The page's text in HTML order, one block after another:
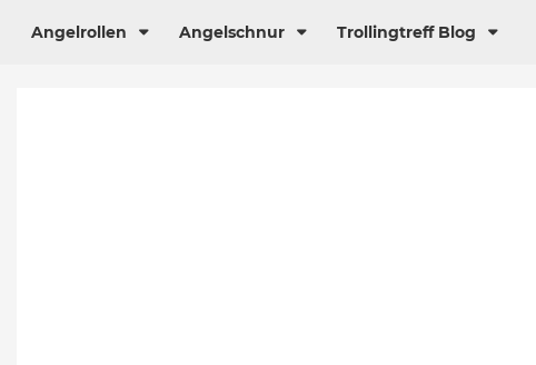
Angelrollen Angelschnur Trollingtreff Blog